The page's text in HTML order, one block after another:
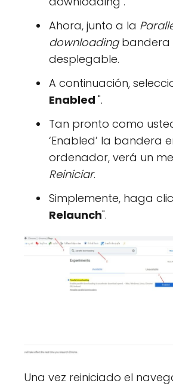
Ahora, junto a la
downloading bandera
desplegable.
A continuación,
Enabled ".
Tan pronto como
‘Enabled’ la bandera
ordenador, verá un
Reiniciar.
Simplemente, haga
Relaunch".
Una vez reiniciado el